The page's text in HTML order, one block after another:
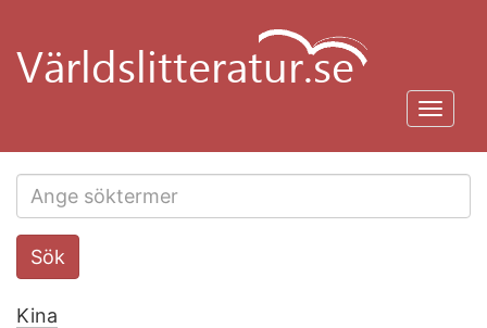
huvudinnehåll
Search
this
Sök
Kina